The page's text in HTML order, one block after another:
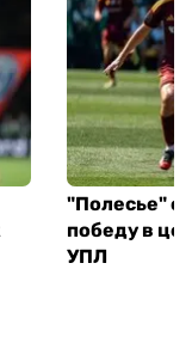
"Полесье"
победу в
УПЛ